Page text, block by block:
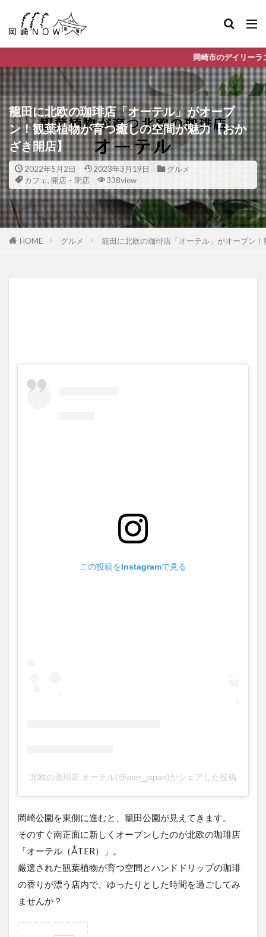
岡崎市のデイリーランキングやお得な店舗
籠田に北欧の珈琲店「オーテル」がオープ
ン！観葉植物が育つ癒しの空間が魅力【おか
ざき開店】
2022年5月2日 2023年3月19日
グルメ
カフェ, 開店・閉店 338view
HOME グルメ 籠田に北欧の珈琲店「オーテル」がオープン
この投稿をInstagramで見る
北欧の珈琲店 オーテル(@ater_japan)がシェアした投稿
岡崎公園を東側に進むと、籠田公園が見えてきます。
そのすぐ南正面に新しくオープンしたのが北欧の珈琲店
「オーテル（ÅTER）」。
厳選された観葉植物が育つ空間とハンドドリップの珈琲
の香りが漂う店内で、ゆったりとした時間を過ごしてみ
ませんか？